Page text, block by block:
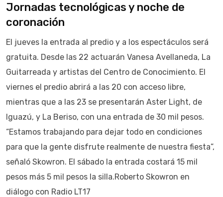
Jornadas tecnológicas y noche de
coronación
El jueves la entrada al predio y a los espectáculos será
gratuita. Desde las 22 actuarán Vanesa Avellaneda, La
Guitarreada y artistas del Centro de Conocimiento. El
viernes el predio abrirá a las 20 con acceso libre,
mientras que a las 23 se presentarán Aster Light, de
Iguazú, y La Beriso, con una entrada de 30 mil pesos.
“Estamos trabajando para dejar todo en condiciones
para que la gente disfrute realmente de nuestra fiesta”,
señaló Skowron. El sábado la entrada costará 15 mil
pesos más 5 mil pesos la silla.Roberto Skowron en
diálogo con Radio LT17